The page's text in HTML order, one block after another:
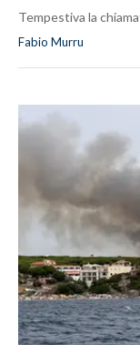
Tempestiva la
Fabio Murru